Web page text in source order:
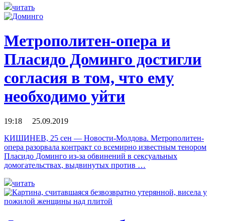
читать
Метрополитен-опера и
Пласидо Доминго достигли
согласия в том, что ему
необходимо уйти
19:18 25.09.2019
КИШИНЕВ, 25 сен — Новости-Молдова. Метрополитен-
опера разорвала контракт со всемирно известным тенором
Пласидо Доминго из-за обвинений в сексуальных
домогательствах, выдвинутых против …
читать